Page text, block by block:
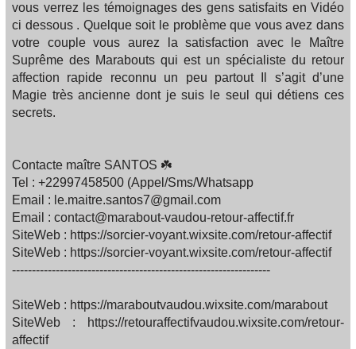
vous verrez les témoignages des gens satisfaits en Vidéo
ci dessous . Quelque soit le problème que vous avez dans
votre couple vous aurez la satisfaction avec le Maître
Suprême des Marabouts qui est un spécialiste du retour
affection rapide reconnu un peu partout Il s’agit d’une
Magie très ancienne dont je suis le seul qui détiens ces
secrets.
Contacte maître SANTOS ☘️
Tel : +22997458500 (Appel/Sms/Whatsapp
Email : le.maitre.santos7@gmail.com
Email : contact@marabout-vaudou-retour-affectif.fr
SiteWeb : https://sorcier-voyant.wixsite.com/retour-affectif
SiteWeb : https://sorcier-voyant.wixsite.com/retour-affectif
-----------------------------------------------------------------
SiteWeb : https://maraboutvaudou.wixsite.com/marabout
SiteWeb : https://retouraffectifvaudou.wixsite.com/retour-
affectif